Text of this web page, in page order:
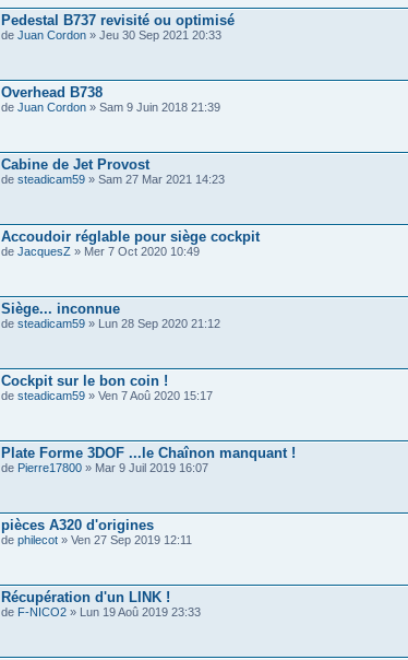
Pedestal B737 revisité ou optimisé
de Juan Cordon » Jeu 30 Sep 2021 20:33
Overhead B738
de Juan Cordon » Sam 9 Juin 2018 21:39
Cabine de Jet Provost
de steadicam59 » Sam 27 Mar 2021 14:23
Accoudoir réglable pour siège cockpit
de JacquesZ » Mer 7 Oct 2020 10:49
Siège... inconnue
de steadicam59 » Lun 28 Sep 2020 21:12
Cockpit sur le bon coin !
de steadicam59 » Ven 7 Aoû 2020 15:17
Plate Forme 3DOF ...le Chaînon manquant !
de Pierre17800 » Mar 9 Juil 2019 16:07
pièces A320 d'origines
de philecot » Ven 27 Sep 2019 12:11
Récupération d'un LINK !
de F-NICO2 » Lun 19 Aoû 2019 23:33